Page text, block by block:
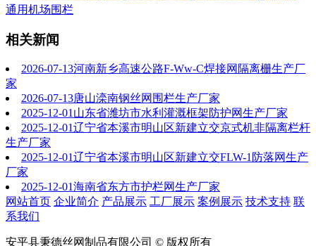
通用机场围栏
相关新闻
2026-07-13河南新乡高速公路F-Ww-C焊接网隔离栅生产厂
家
2026-07-13唐山滦南钢丝网围栏生产厂家
2025-12-01 山东省潍坊市水利灌溉框架防护网生产厂家
2025-12-01辽宁省本溪市明山区新建立交京式机非隔离栏杆
生产厂家
2025-12-01辽宁省本溪市明山区新建立交FLW-1防落网生产
厂家
2025-12-01海南省东方市护栏网生产厂家
网站首页 企业简介 产品展示 工厂展示 案例展示 技术支持 联
系我们
安平县秉德丝网制品有限公司 © 版权所有